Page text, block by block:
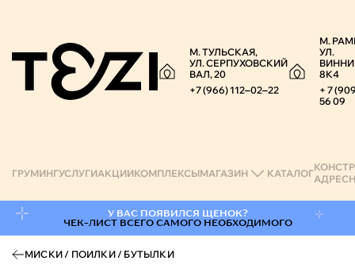
М. ТУЛЬСКАЯ,
УЛ. СЕРПУХОВСКИЙ
ВАЛ, 20
+7 (966) 112‒02‒22
М.
УЛ.
8К4
+ 7
56 09
ГРУМИНГУСЛУГИАКЦИИКОМПЛЕКСЫМАГАЗИН КАТАЛОГ
Категория "Коврики под
У ВАС ПОЯВИЛСЯ ЩЕНОК?
ЧЕК-ЛИСТ ВСЕГО САМОГО НЕОБХОДИМОГО
МИСКИ / ПОИЛКИ / БУТЫЛКИ